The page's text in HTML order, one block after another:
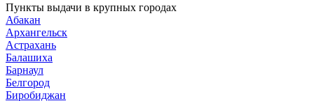
Пункты выдачи в крупных городах
Абакан
Архангельск
Астрахань
Балашиха
Барнаул
Белгород
Биробиджан